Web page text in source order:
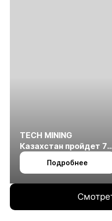
TECH MINING
Казахстан пройдет 7
октября в Алматы
Подробнее